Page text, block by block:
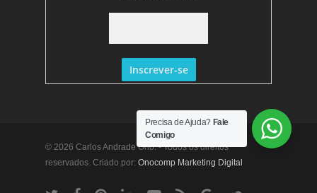
© 2026 Carlos Andrade Ono. - Todos os direitos
reservados. Criado por: Onocomp Marketing Digital
Precisa de Ajuda? Fale
Comigo